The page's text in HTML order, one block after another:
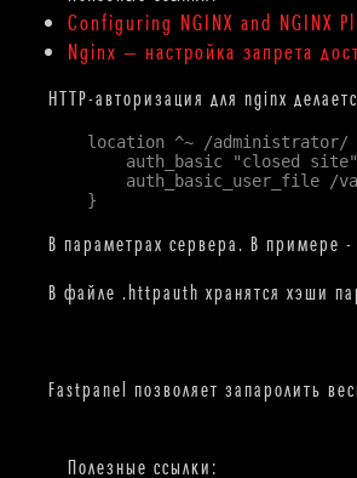
Configuring NGINX and NGINX
Nginx — настройка запрета
HTTP-авторизация для nginx
location ^~ /administrator/
auth_basic "closed
auth_basic_user_file /
    }
В параметрах сервера. В примере
В файле .httpauth хранятся хэши
Fastpanel позволяет запаролить